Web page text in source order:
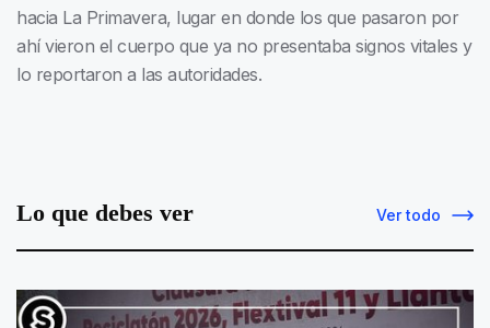
hacia La Primavera, lugar en donde los que pasaron por
ahí vieron el cuerpo que ya no presentaba signos vitales y
lo reportaron a las autoridades.
Lo que debes ver Ver todo